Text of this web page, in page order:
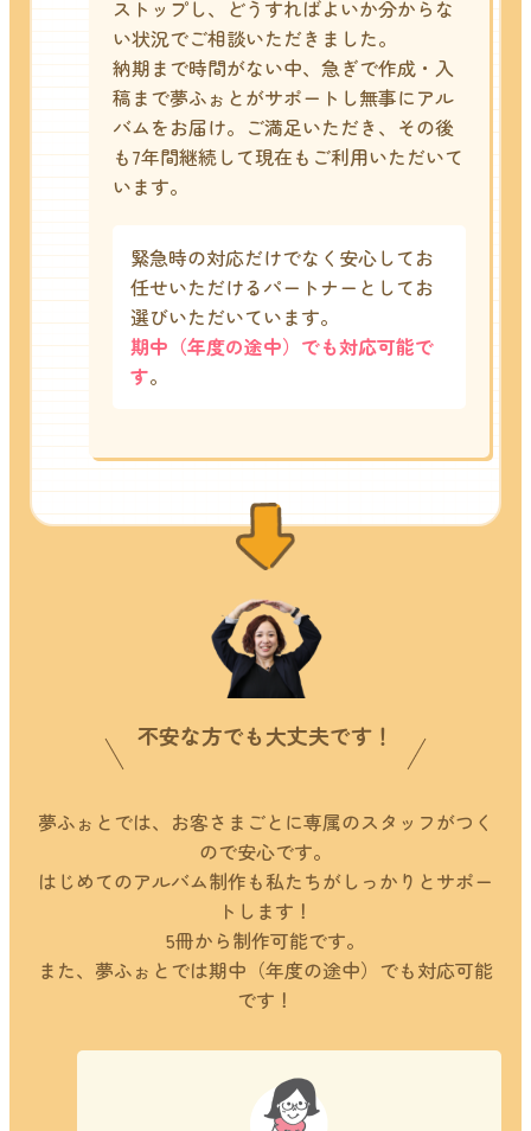
ストップし、どうすればよいか分からな
い状況でご相談いただきました。
納期まで時間がない中、急ぎで作成・入
稿まで夢ふぉとがサポートし無事にアル
バムをお届け。 ご満足いただき、その後
も7年間継続して現在もご利用いただいて
います。
緊急時の対応だけでなく安心してお
任せいただけるパートナーとしてお
選びいただいています。
期中（年度の途中）でも対応可能で
す。
不安な方でも大丈夫です！
夢ふぉとでは、お客さまごとに専属のスタッフがつく
ので安心です。
はじめてのアルバム制作も私たちがしっかりとサポー
トします！
5冊から制作可能です。
また、夢ふぉとでは期中（年度の途中）でも対応可能
です！